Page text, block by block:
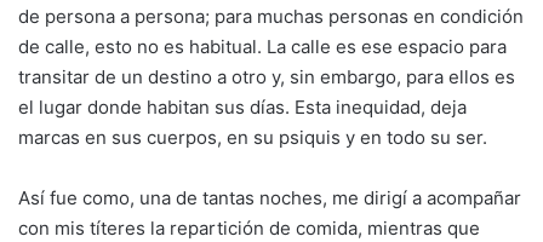
de persona a persona; para muchas personas en condición
de calle, esto no es habitual. La calle es ese espacio para
transitar de un destino a otro y, sin embargo, para ellos es
el lugar donde habitan sus días. Esta inequidad, deja
marcas en sus cuerpos, en su psiquis y en todo su ser.
Así fue como, una de tantas noches, me dirigí a acompañar
con mis títeres la repartición de comida, mientras que